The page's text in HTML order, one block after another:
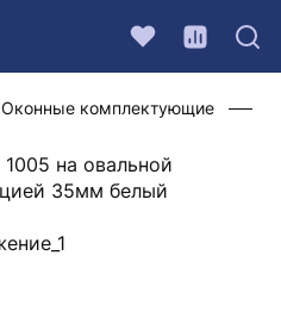
Оконные комплектующие